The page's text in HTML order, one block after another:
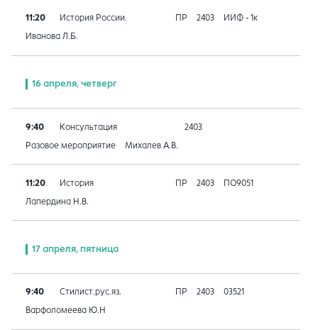
11:20 История России. ПР 2403 ИИФ - 1к
Иванова Л.Б.
16 апреля, четверг
9:40 Консультация 2403
Разовое мероприятие Михалев А.В.
11:20 История ПР 2403 ПО9051
Лапердина Н.В.
17 апреля, пятница
9:40 Стилист.рус.яз. ПР 2403 03521
Варфоломеева Ю.Н